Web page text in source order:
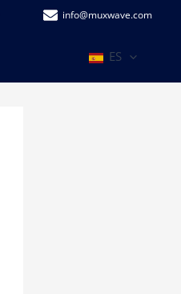
info@muxwave.com
ES